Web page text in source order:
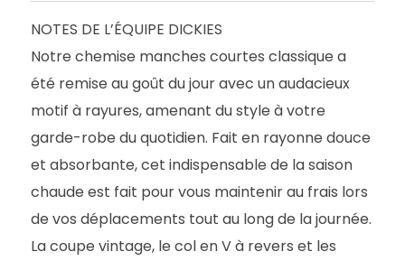
NOTES DE L’ÉQUIPE DICKIES
Notre chemise manches courtes classique a
été remise au goût du jour avec un audacieux
motif à rayures, amenant du style à votre
garde-robe du quotidien. Fait en rayonne douce
et absorbante, cet indispensable de la saison
chaude est fait pour vous maintenir au frais lors
de vos déplacements tout au long de la journée.
La coupe vintage, le col en V à revers et les